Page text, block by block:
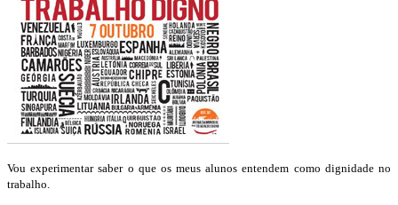
Vou experimentar saber o que os meus alunos entendem como dignidade no
trabalho.